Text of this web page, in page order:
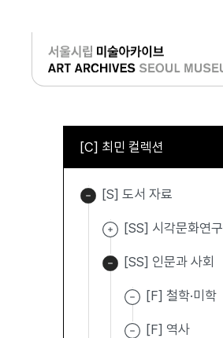
로그인
[C] 최민 컬렉션
[S] 도서 자료
[SS] 시각문화연구
[SS] 인문과 사회
[F] 철학·미학
[F] 역사